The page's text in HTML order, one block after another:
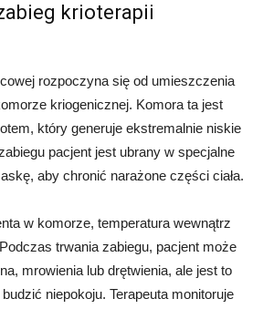
krioterapii
rozpoczyna się od umieszczenia
kriogenicznej. Komora ta jest
który generuje ekstremalnie niskie
pacjent jest ubrany w specjalne
aby chronić narażone części ciała.
w komorze, temperatura wewnątrz
trwania zabiegu, pacjent może
mrowienia lub drętwienia, ale jest to
niepokoju. Terapeuta monitoruje